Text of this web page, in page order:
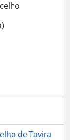
de Tavira